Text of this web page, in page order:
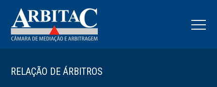
RELAÇÃO DE ÁRBITROS